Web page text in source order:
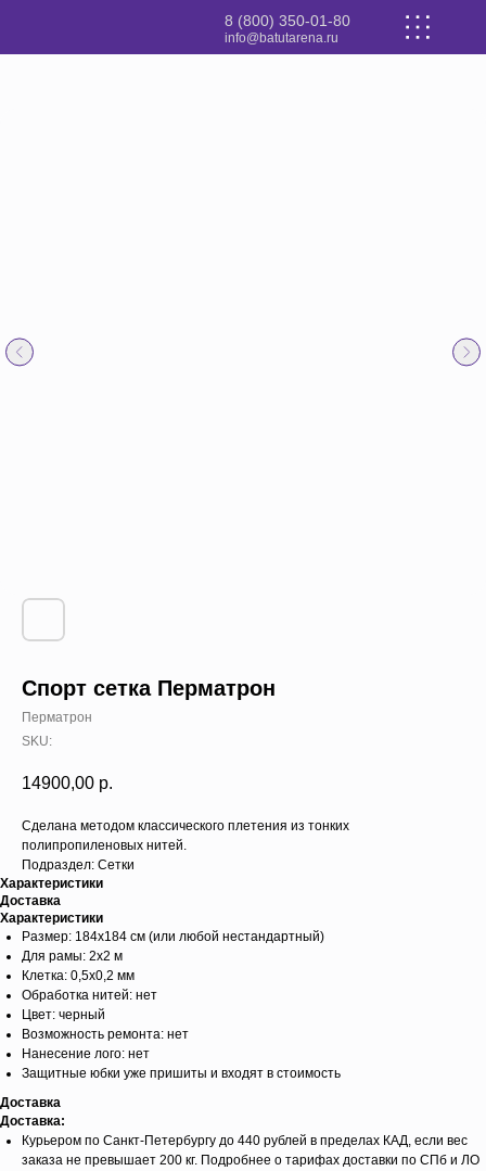
8 (800) 350-01-80
info@batutarena.ru
Спорт сетка Перматрон
Перматрон
SKU:
14900,00 р.
Cделана методом классического плетения из тонких
полипропиленовых нитей.
Подраздел: Сетки
Характеристики
Доставка
Характеристики
Размер: 184х184 см (или любой нестандартный)
Для рамы: 2х2 м
Клетка: 0,5х0,2 мм
Обработка нитей: нет
Цвет: черный
Возможность ремонта: нет
Нанесение лого: нет
Защитные юбки уже пришиты и входят в стоимость
Доставка
Доставка:
Курьером по Санкт-Петербургу до 440 рублей в пределах КАД, если вес
заказа не превышает 200 кг. Подробнее о тарифах доставки по СПб и ЛО